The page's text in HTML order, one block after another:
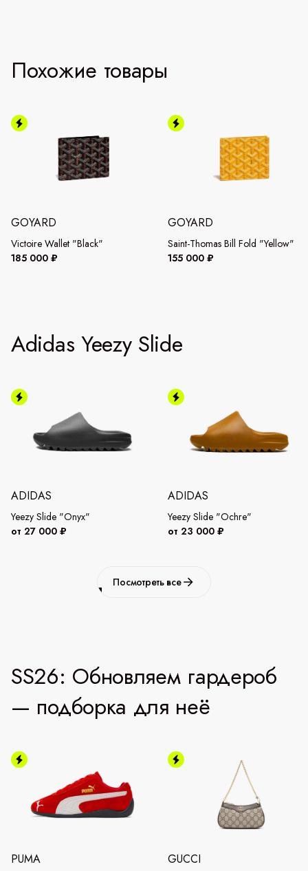
Похожие товары
GOYARD
Victoire Wallet "Black"
185 000 ₽
GOYARD
Saint-Thomas Bill Fold "Yellow"
155 000 ₽
Adidas Yeezy Slide
ADIDAS
Yeezy Slide "Onyx"
от 27 000 ₽
ADIDAS
Yeezy Slide "Ochre"
от 23 000 ₽
Посмотреть все
SS26: Обновляем гардероб
— подборка для неё
PUMA GUCCI